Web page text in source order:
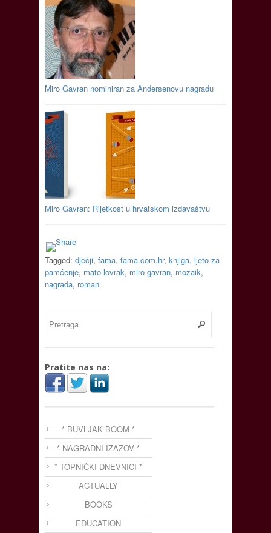
Miro Gavran nominiran za Andersenovu nagradu
Miro Gavran: Rijetkost u hrvatskom izdavaštvu
Tagged: dječji, fama, fama.com.hr, knjiga, ljeto za
pamćenje, mato lovrak, miro gavran, mozaik,
nagrada, roman
Pratite nas na:
* BUVLJAK BOOM *
* NAGRADNI IZAZOV *
* TOPNIČKI DNEVNICI *
ACTUALLY
BOOKS
EDUCATION